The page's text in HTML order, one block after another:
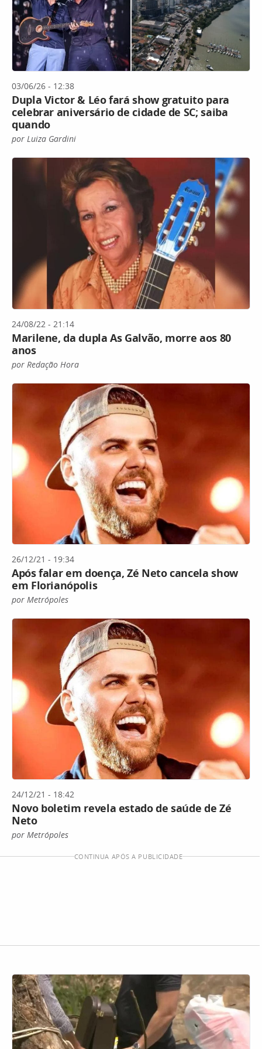
03/06/26 - 12:38
Dupla Victor & Léo fará show gratuito para
celebrar aniversário de cidade de SC; saiba
quando
por Luiza Gardini
24/08/22 - 21:14
Marilene, da dupla As Galvão, morre aos 80
anos
por Redação Hora
26/12/21 - 19:34
Após falar em doença, Zé Neto cancela show
em Florianópolis
por Metrópoles
24/12/21 - 18:42
Novo boletim revela estado de saúde de Zé
Neto
por Metrópoles
CONTINUA APÓS A PUBLICIDADE